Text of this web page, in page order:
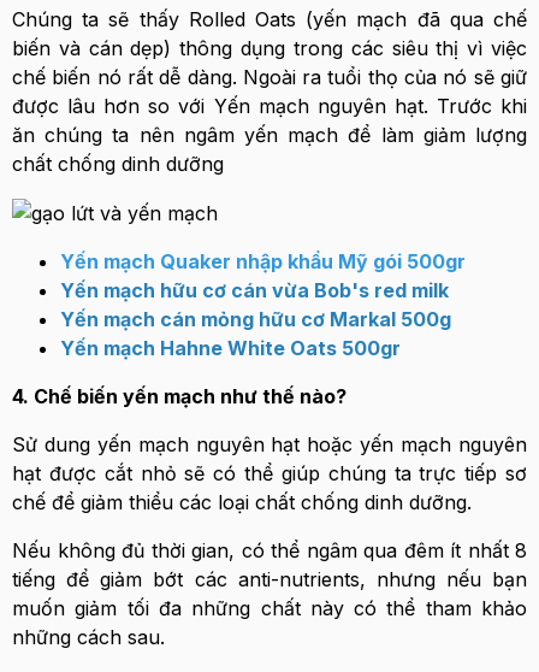
Chúng ta sẽ thấy Rolled Oats (yến mạch đã qua chế
biến và cán dẹp) thông dụng trong các siêu thị vì việc
chế biến nó rất dễ dàng. Ngoài ra tuổi thọ của nó sẽ giữ
được lâu hơn so với Yến mạch nguyên hạt. Trước khi
ăn chúng ta nên ngâm yến mạch để làm giảm lượng
chất chống dinh dưỡng
Yến mạch Quaker nhập khẩu Mỹ gói 500gr
Yến mạch hữu cơ cán vừa Bob's red milk
Yến mạch cán mỏng hữu cơ Markal 500g
Yến mạch Hahne White Oats 500gr
4. Chế biến yến mạch như thế nào?
Sử dung yến mạch nguyên hạt hoặc yến mạch nguyên
hạt được cắt nhỏ sẽ có thể giúp chúng ta trực tiếp sơ
chế để giảm thiểu các loại chất chống dinh dưỡng.
Nếu không đủ thời gian, có thể ngâm qua đêm ít nhất 8
tiếng để giảm bớt các anti-nutrients, nhưng nếu bạn
muốn giảm tối đa những chất này có thể tham khảo
những cách sau.